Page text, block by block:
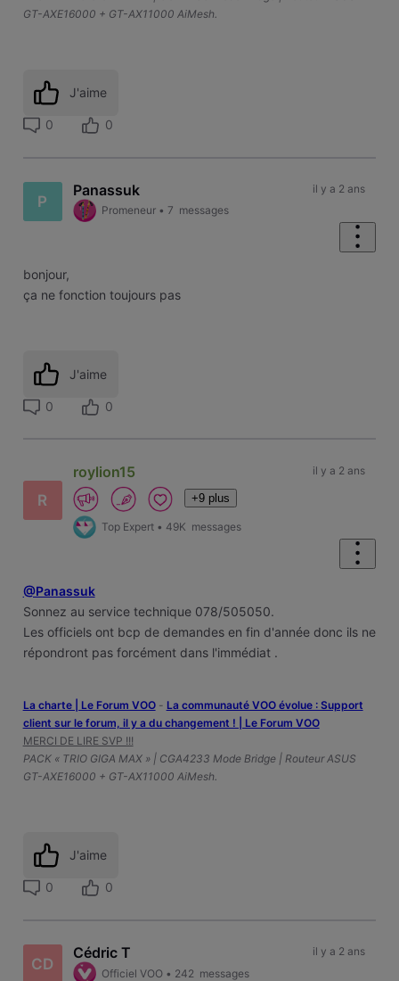
GT-AXE16000 + GT-AX11000 AiMesh.
J'aime
0 0
P
Panassuk
Promeneur • 7 messages
il y a 2 ans
bonjour,
ça ne fonction toujours pas
J'aime
0 0
R
roylion15
+9 plus
Top Expert • 49K messages
il y a 2 ans
@Panassuk
Sonnez au service technique 078/505050.
Les officiels ont bcp de demandes en fin d'année donc ils ne
répondront pas forcément dans l'immédiat .
La charte | Le Forum VOO- ‎La communauté VOO évolue : Support
client sur le forum, il y a du changement ! | Le Forum VOO
MERCI DE LIRE SVP !!!
PACK « TRIO GIGA MAX » | CGA4233 Mode Bridge | Routeur ASUS
GT-AXE16000 + GT-AX11000 AiMesh.
J'aime
0 0
CD
Cédric T
Officiel VOO • 242 messages
il y a 2 ans